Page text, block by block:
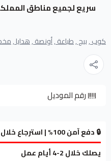
سريع لجميع مناطق
كوب ,بيج ,طباعة ,أونصة ,هدايا ,
رقم الموديل
🔒 دفع آمن 100% | استرجاع خلال 7 أيام
يصلك خلال 2-4 أيام عمل